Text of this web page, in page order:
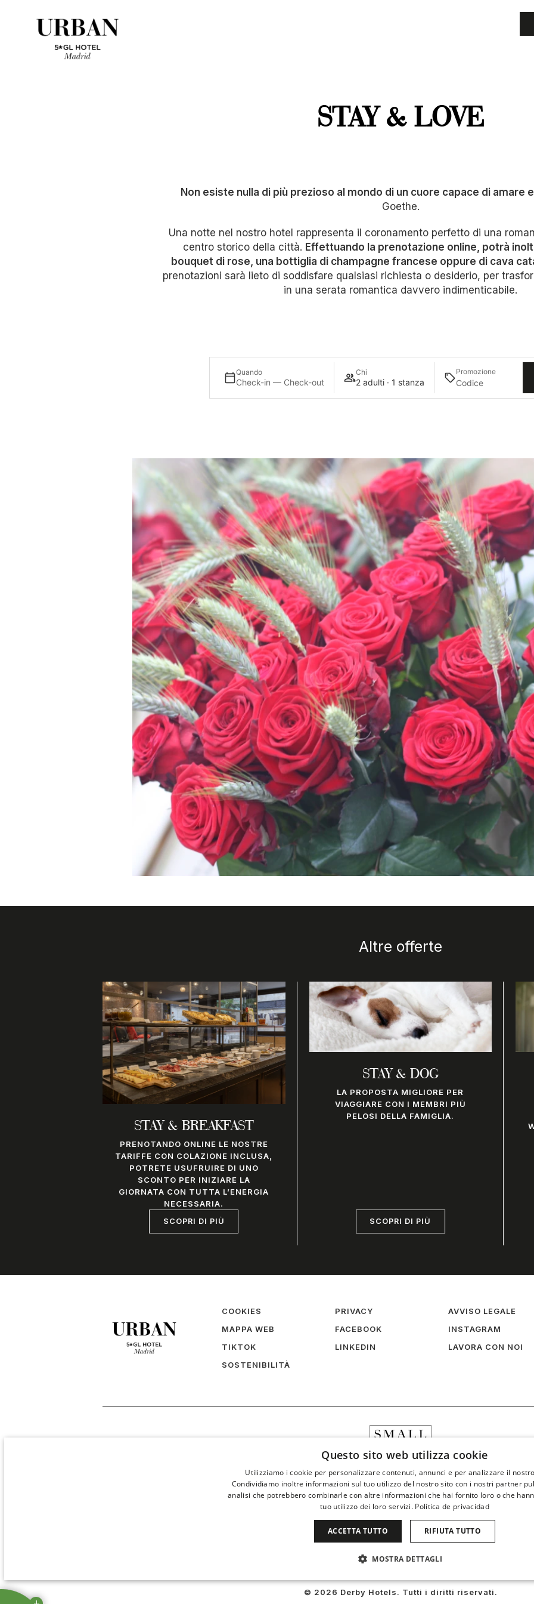
STAY & LOVE
Non esiste nulla di più prezioso al mondo di un cuore capace di amare
Goethe.
Una notte nel nostro hotel rappresenta il coronamento perfetto di una
centro storico della città. Effettuando la prenotazione online, potrà
bouquet di rose, una bottiglia di champagne francese oppure di cava
prenotazioni sarà lieto di soddisfare qualsiasi richiesta o desiderio, per
in una serata romantica davvero indimenticabile.
Quando
Check-in — Check-out
Chi
2 adulti · 1 stanza
Promozione
Altre offerte
STAY & BREAKFAST
PRENOTANDO ONLINE LE NOSTRE
TARIFFE CON COLAZIONE INCLUSA,
POTRETE USUFRUIRE DI UNO
SCONTO PER INIZIARE LA
GIORNATA CON TUTTA L’ENERGIA
NECESSARIA.
SCOPRI DI PIÙ
STAY & DOG
LA PROPOSTA MIGLIORE PER
VIAGGIARE CON I MEMBRI PIÙ
PELOSI DELLA FAMIGLIA.
SCOPRI DI PIÙ
COOKIES PRIVACY
AVVISO LEGALE
MAPPA WEB
FACEBOOK
INSTAGRAM
TIKTOK
LINKEDIN
LAVORA CON NOI
SOSTENIBILITÀ
© 2026 Derby Hotels. Tutti i diritti riservati.
Questo sito web utilizza cookie
Utilizziamo i cookie per personalizzare contenuti, annunci e per analizzare il
Condividiamo inoltre informazioni sul tuo utilizzo del nostro sito con i nostri partner
analisi che potrebbero combinarle con altre informazioni che hai fornito loro o che
tuo utilizzo dei loro servizi. Política de privacidad
ACCETTA TUTTO RIFIUTA TUTTO
MOSTRA DETTAGLI
STRETTAMENTE NECESSARI PERFORMANCE TARGETING